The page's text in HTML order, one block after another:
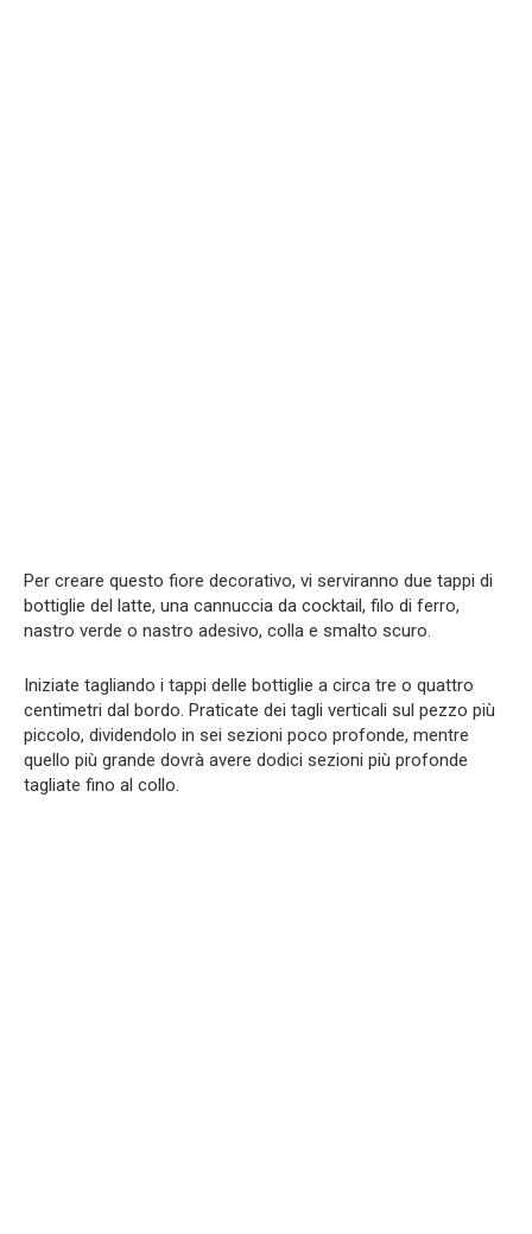
Per creare questo fiore decorativo, vi serviranno due tappi di
bottiglie del latte, una cannuccia da cocktail, filo di ferro,
nastro verde o nastro adesivo, colla e smalto scuro.
Iniziate tagliando i tappi delle bottiglie a circa tre o quattro
centimetri dal bordo. Praticate dei tagli verticali sul pezzo più
piccolo, dividendolo in sei sezioni poco profonde, mentre
quello più grande dovrà avere dodici sezioni più profonde
tagliate fino al collo.